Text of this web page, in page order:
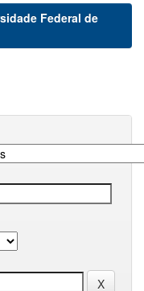
Federal de